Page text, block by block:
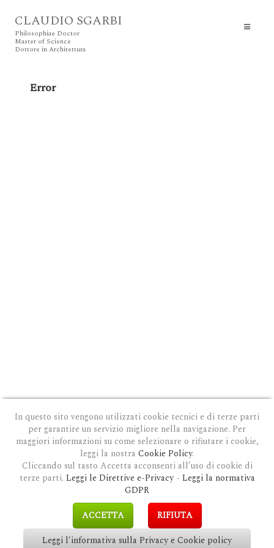
CLAUDIO SGARBI
Philosophiae Doctor
Master of Science
Dottore in Architettura
Error
PRIVACY E COOKIE POLICY | COOKIE POLICY|CONDIZIONI GENERALI D'USO|GDPR
| GDPR RICHIESTA CANCELLAZIONE
COPYRIGHT © 2018 CLAUDIOSGARBI.COM - TUTTI I DIRITTI RISERVATI.
SITE BYGUALDI PROMOTION&LP-STUDIO
In questo sito vengono utilizzati cookie tecnici e di terze parti
per garantire un servizio migliore nella navigazione. Per
maggiori informazioni su come selezionare o rifiutare i cookie,
leggi la nostra Cookie Policy.
Cliccando sul tasto Accetta acconsenti all’uso di cookie di
terze parti. Leggi le Direttive e-Privacy- Leggi la normativa
GDPR
ACCETTA
RIFIUTA
Leggi l'informativa sulla Privacy e Cookie policy